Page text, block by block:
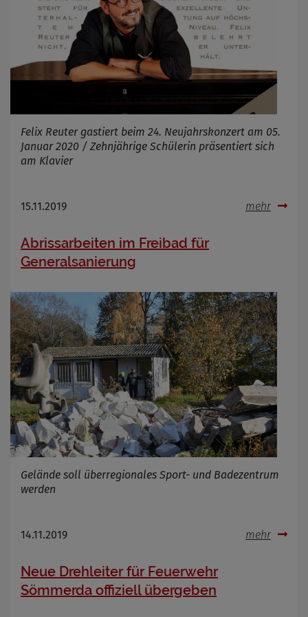
Felix Reuter gastiert beim 24. Neujahrskonzert am 05.
Januar 2020 / Zehnjährige Schülerin präsentiert sich
am Klavier
15.11.2019 mehr
Abrissarbeiten im Freibad für
Generalsanierung
Gelände soll überregionales Sport- und Badezentrum
werden
14.11.2019 mehr
Neue Drehleiter für Feuerwehr
Sömmerda offiziell übergeben
Anbieter
Zweck
Marketing/Tracking
Cookie Name
_osm_totp_token
Cookie Laufzeit
OpenWeatherAPI gesetzt werden
Anbieter
Zweck
Infos schließen